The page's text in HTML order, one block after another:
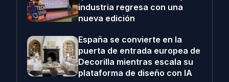
industria regresa con una
nueva edición
España se convierte en la
puerta de entrada europea de
Decorilla mientras escala su
plataforma de diseño con IA